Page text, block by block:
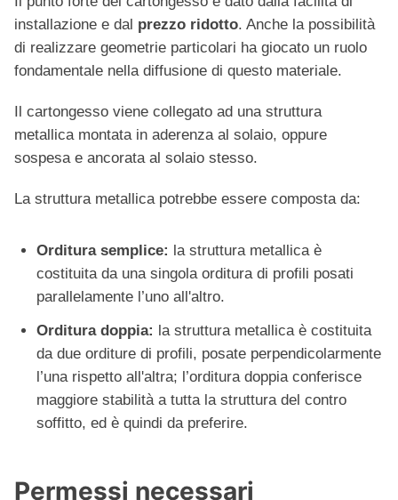
installazione e dal prezzo ridotto. Anche la possibilità
di realizzare geometrie particolari ha giocato un ruolo
fondamentale nella diffusione di questo materiale.
Il cartongesso viene collegato ad una struttura
metallica montata in aderenza al solaio, oppure
sospesa e ancorata al solaio stesso.
La struttura metallica potrebbe essere composta da:
Orditura semplice: la struttura metallica è
costituita da una singola orditura di profili posati
parallelamente l’uno all'altro.
Orditura doppia: la struttura metallica è costituita
da due orditure di profili, posate perpendicolarmente
l’una rispetto all'altra; l’orditura doppia conferisce
maggiore stabilità a tutta la struttura del contro
soffitto, ed è quindi da preferire.
Permessi necessari